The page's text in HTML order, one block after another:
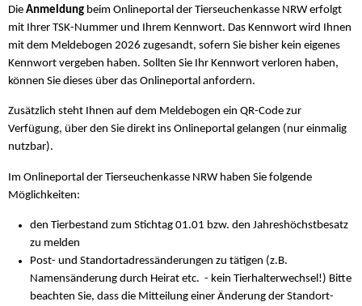
Die Anmeldung beim Onlineportal der Tierseuchenkasse NRW erfolgt
mit Ihrer TSK-Nummer und Ihrem Kennwort. Das Kennwort wird Ihnen
mit dem Meldebogen 2026 zugesandt, sofern Sie bisher kein eigenes
Kennwort vergeben haben. Sollten Sie Ihr Kennwort verloren haben,
können Sie dieses über das Onlineportal anfordern.
Zusätzlich steht Ihnen auf dem Meldebogen ein QR-Code zur
Verfügung, über den Sie direkt ins Onlineportal gelangen (nur einmalig
nutzbar).
Im Onlineportal der Tierseuchenkasse NRW haben Sie folgende
Möglichkeiten:
den Tierbestand zum Stichtag 01.01 bzw. den Jahreshöchstbesatz
zu melden
Post- und Standortadressänderungen zu tätigen (z.B.
Namensänderung durch Heirat etc. - kein Tierhalterwechsel!) Bitte
beachten Sie, dass die Mitteilung einer Änderung der Standort-